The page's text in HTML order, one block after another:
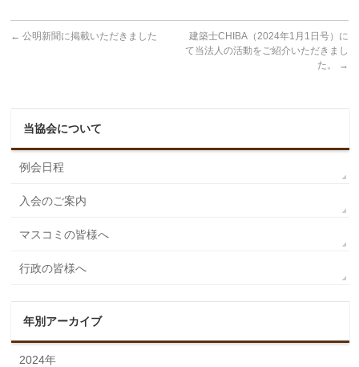
← 公明新聞に掲載いただきました
建築士CHIBA（2024年1月1日号）に
て当法人の活動をご紹介いただきまし
た。
→
当協会について
例会日程
入会のご案内
マスコミの皆様へ
行政の皆様へ
年別アーカイブ
2024年